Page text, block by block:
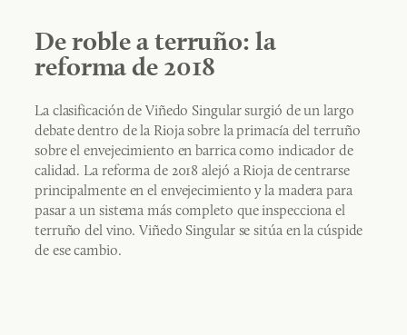
De roble a terruño: la
reforma de 2018
La clasificación de Viñedo Singular surgió de un largo
debate dentro de la Rioja sobre la primacía del terruño
sobre el envejecimiento en barrica como indicador de
calidad. La reforma de 2018 alejó a Rioja de centrarse
principalmente en el envejecimiento y la madera para
pasar a un sistema más completo que inspecciona el
terruño del vino. Viñedo Singular se sitúa en la cúspide
de ese cambio.